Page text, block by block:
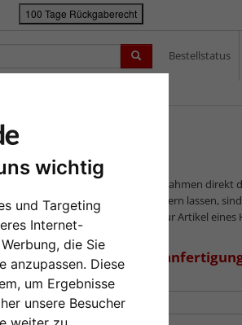
wichtig
und Targeting
Internet-
die Sie
anzupassen. Diese
um Ergebnisse
unsere Besucher
100 Tage Rückgaberecht
Bestellstatus
Holz-Bilderrahmen Vegabond 2
2
Da wir die Bilderrahmen direkt
Hersteller ausliefern lassen,
eines Auftrags nur Artikel eines
zur
Format wählen: